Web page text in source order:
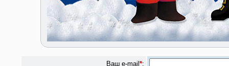
Ваш e-mail *: